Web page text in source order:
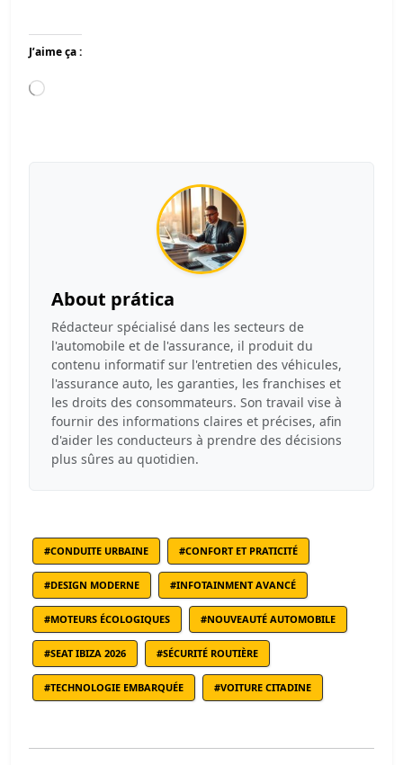
J’aime ça :
About prática
Rédacteur spécialisé dans les secteurs de
l'automobile et de l'assurance, il produit du
contenu informatif sur l'entretien des véhicules,
l'assurance auto, les garanties, les franchises et
les droits des consommateurs. Son travail vise à
fournir des informations claires et précises, afin
d'aider les conducteurs à prendre des décisions
plus sûres au quotidien.
#CONDUITE URBAINE #CONFORT ET PRATICITÉ
#DESIGN MODERNE #INFOTAINMENT AVANCÉ
#MOTEURS ÉCOLOGIQUES #NOUVEAUTÉ AUTOMOBILE
#SEAT IBIZA 2026 #SÉCURITÉ ROUTIÈRE
#TECHNOLOGIE EMBARQUÉE #VOITURE CITADINE